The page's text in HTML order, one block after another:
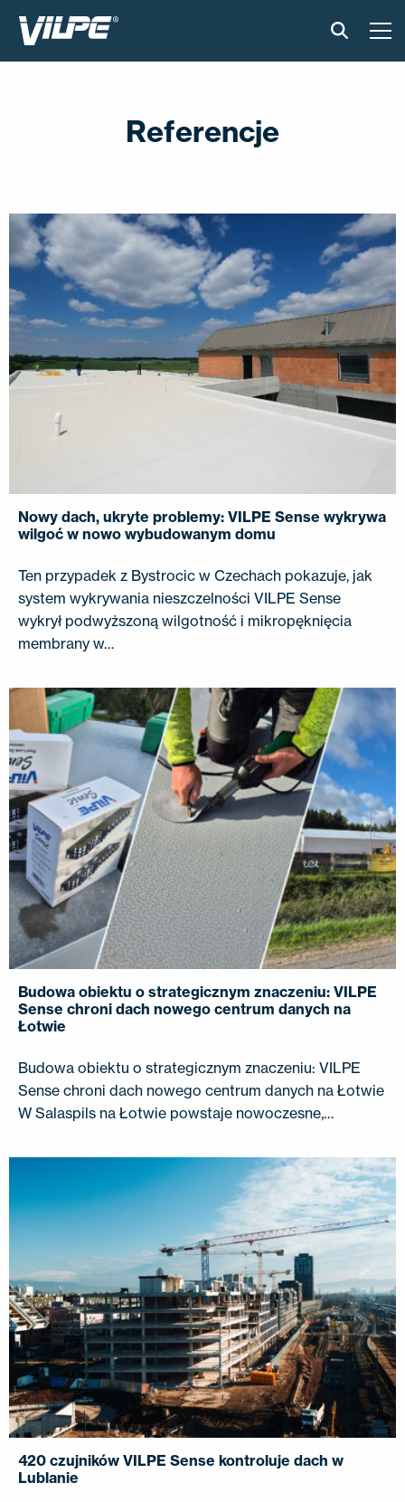
ROZWIĄZANIA
KATALOGI I INSTRUKCJE
AKTUALNOŚCI
O FIRMIE
KONTAKT
Referencje
Nowy dach, ukryte problemy: VILPE Sense wykrywa
wilgoć w nowo wybudowanym domu
Ten przypadek z Bystrocic w Czechach pokazuje, jak
system wykrywania nieszczelności VILPE Sense
wykrył podwyższoną wilgotność i mikropęknięcia
membrany w…
Budowa obiektu o strategicznym znaczeniu: VILPE
Sense chroni dach nowego centrum danych na
Łotwie
Budowa obiektu o strategicznym znaczeniu: VILPE
Sense chroni dach nowego centrum danych na Łotwie
W Salaspils na Łotwie powstaje nowoczesne,…
420 czujników VILPE Sense kontroluje dach w
Lublanie